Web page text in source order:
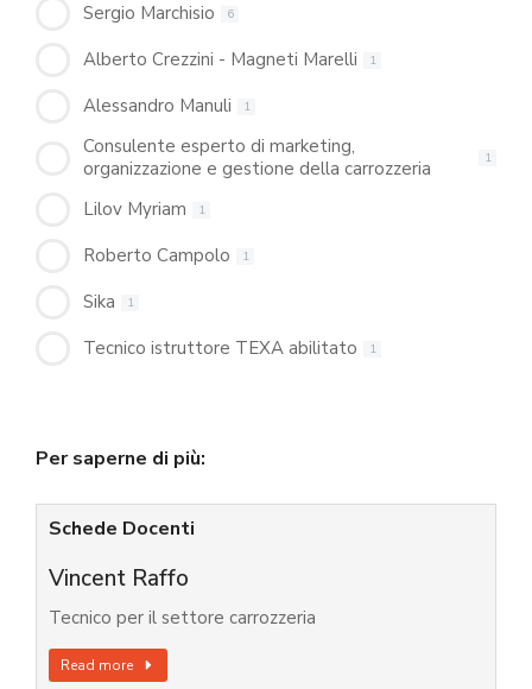
Sergio Marchisio 6
Alberto Crezzini - Magneti Marelli 1
Alessandro Manuli 1
Consulente esperto di marketing,
organizzazione e gestione della carrozzeria
1
Lilov Myriam 1
Roberto Campolo 1
Sika 1
Tecnico istruttore TEXA abilitato 1
Per saperne di più:
Schede Docenti
Vincent Raffo
Tecnico per il settore carrozzeria
Read more